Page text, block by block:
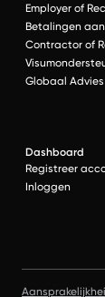
Employer of
Betalingen
Contractor of
Globaal Advies
Dashboard
Registreer
Inloggen